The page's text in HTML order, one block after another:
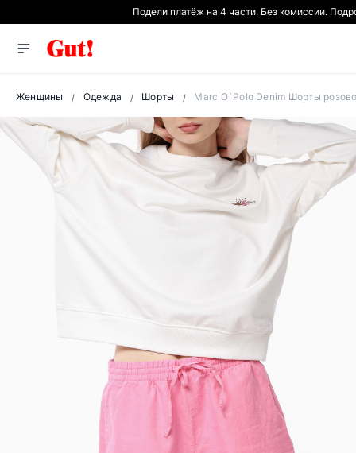
Подели платёж на 4 части. Без комиссии.
Женщины Одежда Шорты Marc O`Polo Denim Шорты